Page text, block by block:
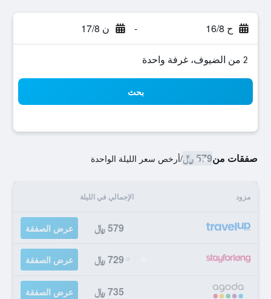
ح 16/8 - ن 17/8
2 من الضيوف، غرفة واحدة
بحث
صفقات من579 ﷼ /أرخص سعر الليلة الواحدة
مزود الإجمالي في الليلة
579 ﷼ عرض الصفقة
729 ﷼ عرض الصفقة
735 ﷼ عرض الصفقة